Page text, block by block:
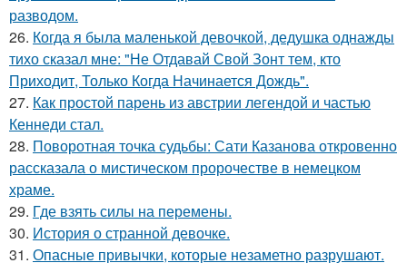
разводом.
26. Когда я была маленькой девочкой, дедушка однажды
тихо сказал мне: "Не Отдавай Свой Зонт тем, кто
Приходит, Только Когда Начинается Дождь".
27. Как простой парень из австрии легендой и частью
Кеннеди стал.
28. Поворотная точка судьбы: Сати Казанова откровенно
рассказала о мистическом пророчестве в немецком
храме.
29. Где взять силы на перемены.
30. История о странной девочке.
31. Опасные привычки, которые незаметно разрушают.